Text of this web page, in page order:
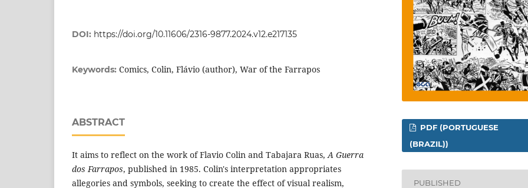
DOI: https://doi.org/10.11606/2316-9877.2024.v12.e217135
Keywords: Comics, Colin, Flávio (author), War of the Farrapos
ABSTRACT
It aims to reflect on the work of Flavio Colin and Tabajara Ruas,A Guerra
dos Farrapos, published in 1985. Colin's interpretation appropriates
allegories and symbols, seeking to create the effect of visual realism,
PDF (PORTUGUESE
(BRAZIL))
PUBLISHED